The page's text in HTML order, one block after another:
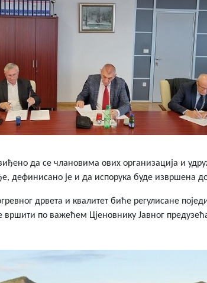
да се члановима ових организација и
дефинисано је и да испорука буде извршена до
дрвета и квалитет биће регулисане
вршити по важећем Цјеновнику Јавног